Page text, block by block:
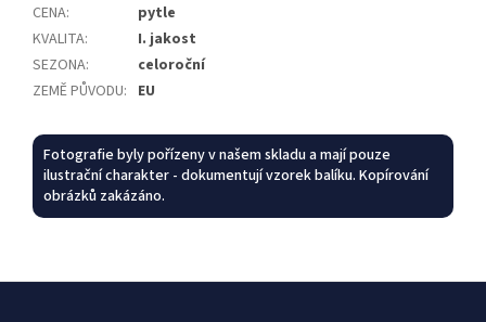
CENA:
pytle
KVALITA:
I. jakost
SEZONA:
celoroční
ZEMĚ PŮVODU: EU
Fotografie byly pořízeny v našem skladu a mají pouze
ilustrační charakter - dokumentují vzorek balíku. Kopírování
obrázků zakázáno.